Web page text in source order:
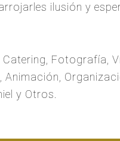
ilusión y
Fotografía,
y Otros.